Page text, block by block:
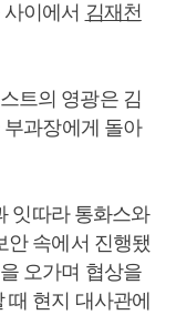
이에서 김재천
트의 영광은 김
과장에게 돌아
잇따라 통화스와
안 속에서 진행됐
오가며 협상을
현지 대사관에